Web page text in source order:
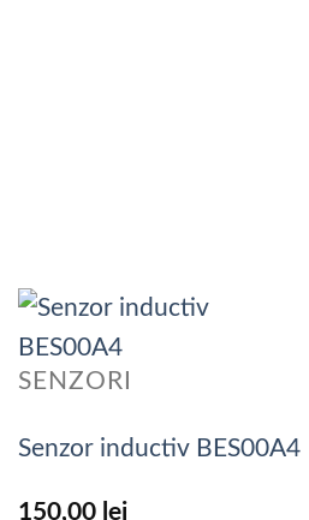
SENZORI
Senzor inductiv BES00A4
150,00 lei